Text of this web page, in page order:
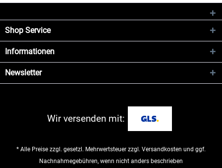
Shop Service
Informationen
Newsletter
Wir versenden mit:
* Alle Preise zzgl. gesetzl. Mehrwertsteuer zzgl. Versandkosten und ggf.
Nachnahmegebühren, wenn nicht anders beschrieben